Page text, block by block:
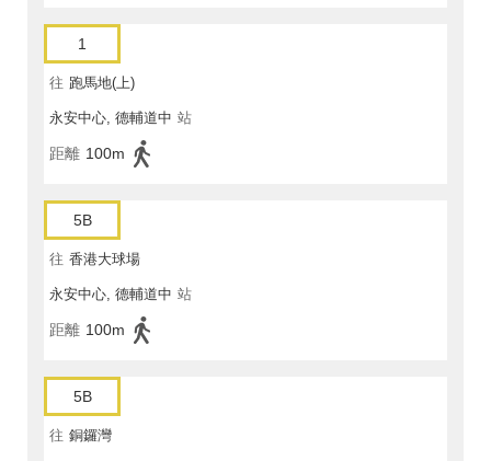
1
往 跑馬地(上)
永安中心, 德輔道中 站
距離 100m
5B
往 香港大球場
永安中心, 德輔道中 站
距離 100m
5B
往 銅鑼灣